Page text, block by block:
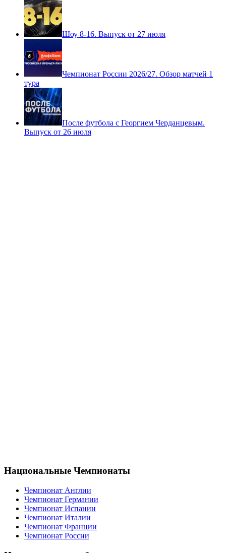
Выпуск от 2 августа
Чемпионат России 2026/27. Обзор матчей 1
тура
Национальные Чемпионаты
Чемпионат Англии